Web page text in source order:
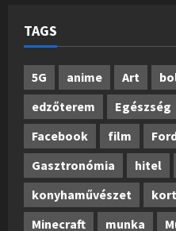
TAGS
5G anime Art
edzőterem
Egészség
Facebook
film
Gasztronómia
hitel
konyhaművészet
Minecraft
munka